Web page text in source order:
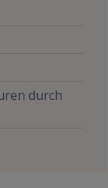
durch